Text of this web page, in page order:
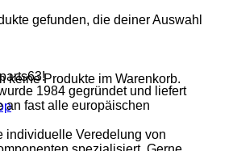
keine Produkte im Warenkorb.
gefunden, die deiner Auswahl
1984 gegründet und liefert
an fast alle europäischen
individuelle Veredelung von